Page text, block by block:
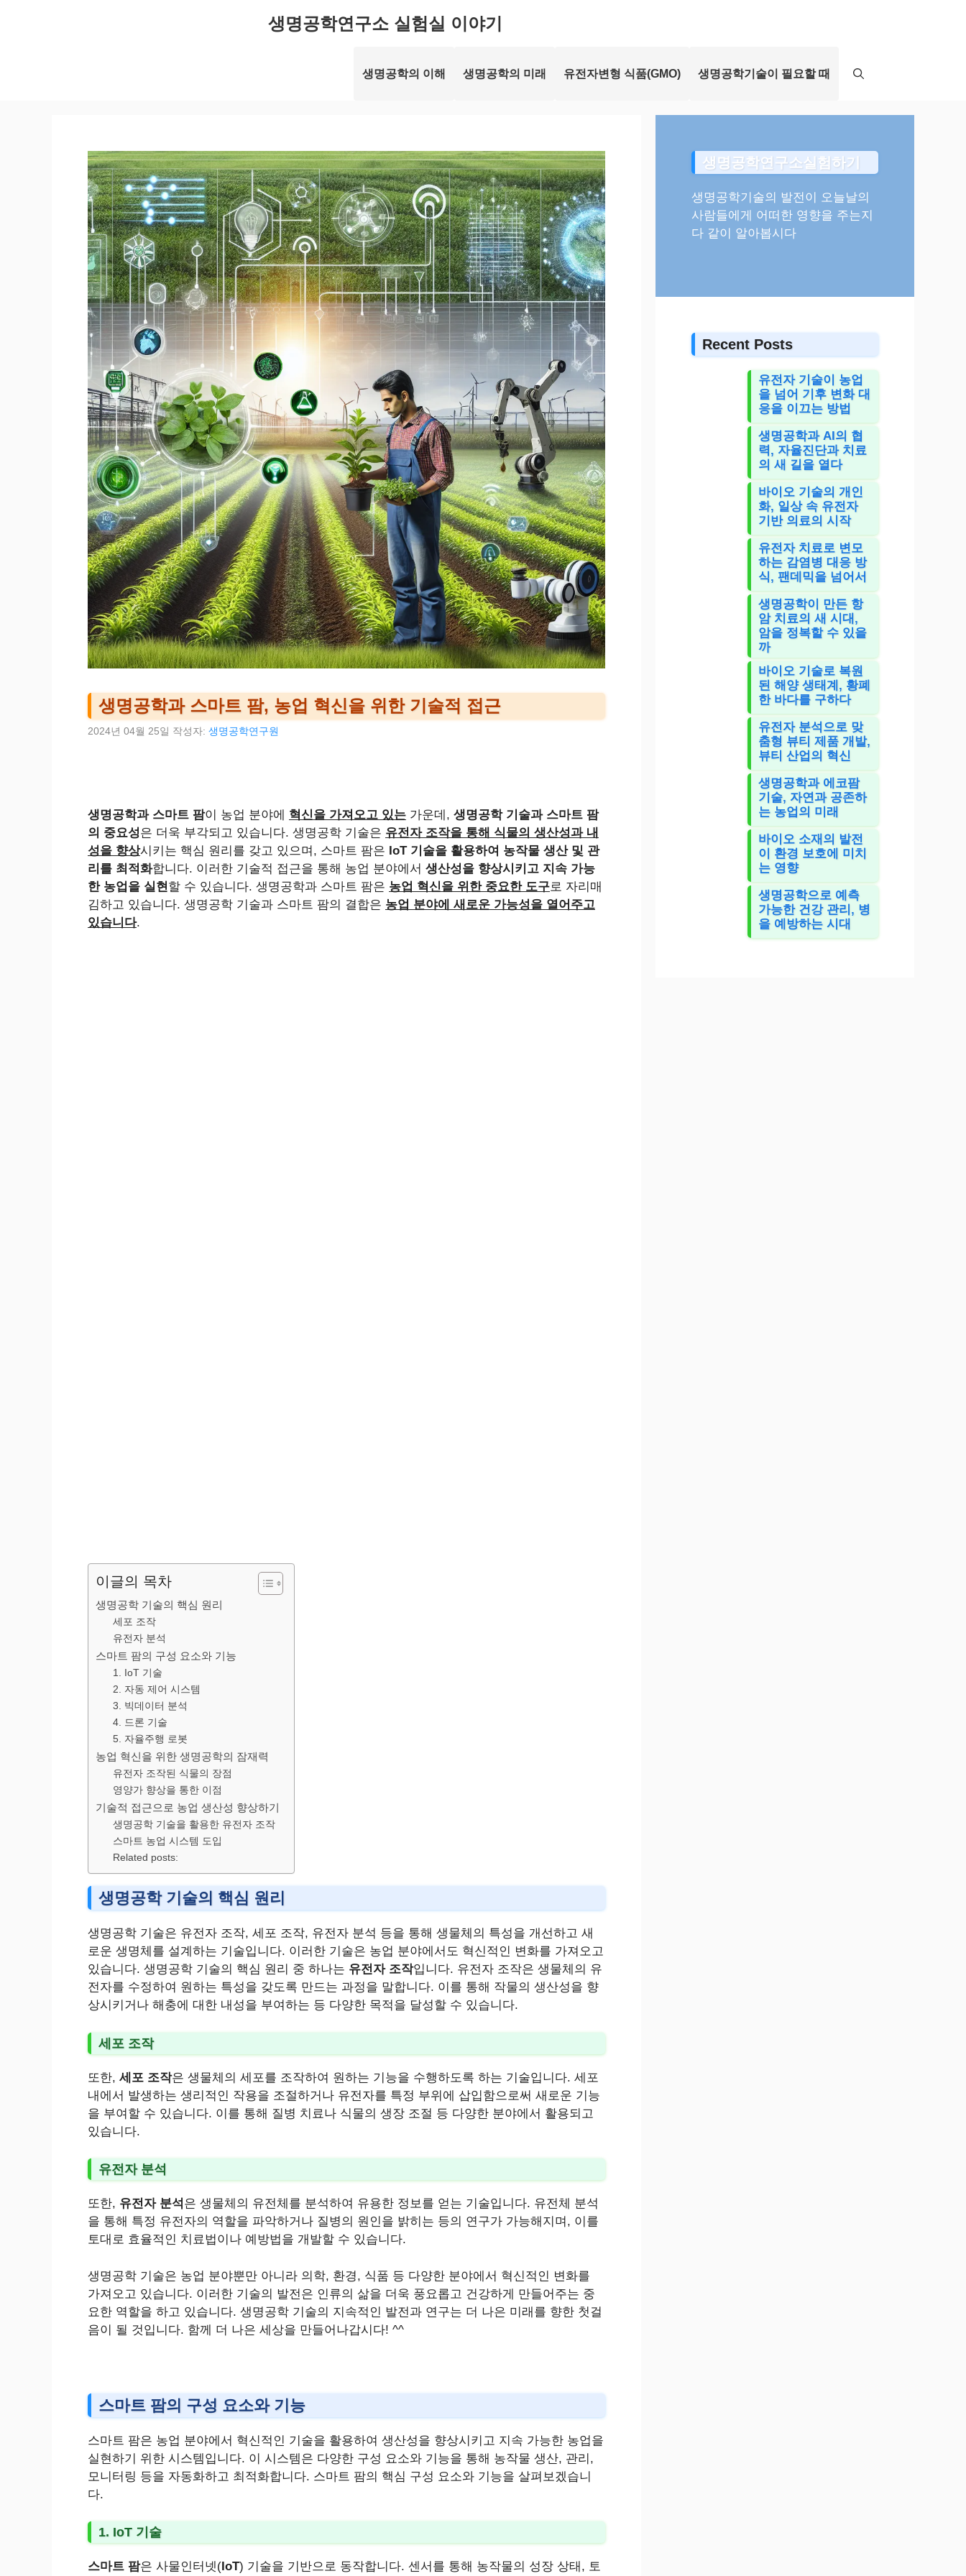
생명공학연구소 실험실 이야기
생명공학의 이해 생명공학의 미래 유전자변형 식품(GMO) 생명공학기술이 필요할 때
생명공학과 스마트 팜, 농업 혁신을 위한 기술적 접근
2024년 04월 25일 작성자: 생명공학연구원
생명공학과 스마트 팜이 농업 분야에 혁신을 가져오고 있는 가운데, 생명공학 기술과 스마트 팜
의 중요성은 더욱 부각되고 있습니다. 생명공학 기술은 유전자 조작을 통해 식물의 생산성과 내
성을 향상시키는 핵심 원리를 갖고 있으며, 스마트 팜은 IoT 기술을 활용하여 농작물 생산 및 관
리를 최적화합니다. 이러한 기술적 접근을 통해 농업 분야에서 생산성을 향상시키고 지속 가능
한 농업을 실현할 수 있습니다. 생명공학과 스마트 팜은 농업 혁신을 위한 중요한 도구로 자리매
김하고 있습니다. 생명공학 기술과 스마트 팜의 결합은 농업 분야에 새로운 가능성을 열어주고
있습니다.
이글의 목차
생명공학 기술의 핵심 원리
세포 조작
유전자 분석
스마트 팜의 구성 요소와 기능
1. IoT 기술
2. 자동 제어 시스템
3. 빅데이터 분석
4. 드론 기술
5. 자율주행 로봇
농업 혁신을 위한 생명공학의 잠재력
유전자 조작된 식물의 장점
영양가 향상을 통한 이점
기술적 접근으로 농업 생산성 향상하기
생명공학 기술을 활용한 유전자 조작
스마트 농업 시스템 도입
Related posts:
생명공학 기술의 핵심 원리
생명공학 기술은 유전자 조작, 세포 조작, 유전자 분석 등을 통해 생물체의 특성을 개선하고 새
로운 생명체를 설계하는 기술입니다. 이러한 기술은 농업 분야에서도 혁신적인 변화를 가져오고
있습니다. 생명공학 기술의 핵심 원리 중 하나는 유전자 조작입니다. 유전자 조작은 생물체의 유
전자를 수정하여 원하는 특성을 갖도록 만드는 과정을 말합니다. 이를 통해 작물의 생산성을 향
상시키거나 해충에 대한 내성을 부여하는 등 다양한 목적을 달성할 수 있습니다.
세포 조작
또한, 세포 조작은 생물체의 세포를 조작하여 원하는 기능을 수행하도록 하는 기술입니다. 세포
내에서 발생하는 생리적인 작용을 조절하거나 유전자를 특정 부위에 삽입함으로써 새로운 기능
을 부여할 수 있습니다. 이를 통해 질병 치료나 식물의 생장 조절 등 다양한 분야에서 활용되고
있습니다.
유전자 분석
또한, 유전자 분석 은 생물체의 유전체를 분석하여 유용한 정보를 얻는 기술입니다. 유전체 분석
을 통해 특정 유전자의 역할을 파악하거나 질병의 원인을 밝히는 등의 연구가 가능해지며, 이를
토대로 효율적인 치료법이나 예방법을 개발할 수 있습니다.
생명공학 기술은 농업 분야뿐만 아니라 의학, 환경, 식품 등 다양한 분야에서 혁신적인 변화를
가져오고 있습니다. 이러한 기술의 발전은 인류의 삶을 더욱 풍요롭고 건강하게 만들어주는 중
요한 역할을 하고 있습니다. 생명공학 기술의 지속적인 발전과 연구는 더 나은 미래를 향한 첫걸
음이 될 것입니다. 함께 더 나은 세상을 만들어나갑시다! ^^
스마트 팜의 구성 요소와 기능
스마트 팜은 농업 분야에서 혁신적인 기술을 활용하여 생산성을 향상시키고 지속 가능한 농업을
실현하기 위한 시스템입니다. 이 시스템은 다양한 구성 요소와 기능을 통해 농작물 생산, 관리,
모니터링 등을 자동화하고 최적화합니다. 스마트 팜의 핵심 구성 요소와 기능을 살펴보겠습니
다.
1. IoT 기술
스마트 팜은 사물인터넷( IoT) 기술을 기반으로 동작합니다. 센서를 통해 농작물의 성장 상태, 토
생명공학연구소실험하기
생명공학기술의 발전이 오늘날의
사람들에게 어떠한 영향을 주는지
다 같이 알아봅시다
Recent Posts
유전자 기술이 농업
을 넘어 기후 변화 대
응을 이끄는 방법
생명공학과 AI의 협
력, 자율진단과 치료
의 새 길을 열다
바이오 기술의 개인
화, 일상 속 유전자
기반 의료의 시작
유전자 치료로 변모
하는 감염병 대응 방
식, 팬데믹을 넘어서
생명공학이 만든 항
암 치료의 새 시대,
암을 정복할 수 있을
까
바이오 기술로 복원
된 해양 생태계, 황폐
한 바다를 구하다
유전자 분석으로 맞
춤형 뷰티 제품 개발,
뷰티 산업의 혁신
생명공학과 에코팜
기술, 자연과 공존하
는 농업의 미래
바이오 소재의 발전
이 환경 보호에 미치
는 영향
생명공학으로 예측
가능한 건강 관리, 병
을 예방하는 시대